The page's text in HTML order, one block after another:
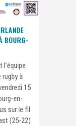
BOURG-
rugby à
15
en-
sur le fil
(25-22)